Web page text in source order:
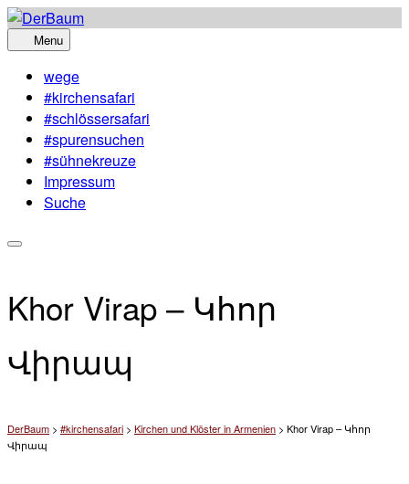
Skip
to
Menu
wege
#kirchensafari
#schlössersafari
#spurensuchen
#sühnekreuze
Impressum
Suche
Khor Virap – Կհոր
Վիրապ
DerBaum > #kirchensafari > Kirchen und Klöster in Armenien > Khor Virap – Կհոր
Վիրապ